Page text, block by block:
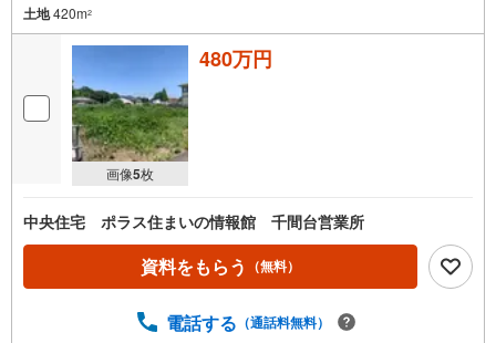
土地420m2
画像5枚
480万円
中央住宅 ポラス住まいの情報館 千間台営業所
資料をもらう （無料）
電話する （通話料無料）